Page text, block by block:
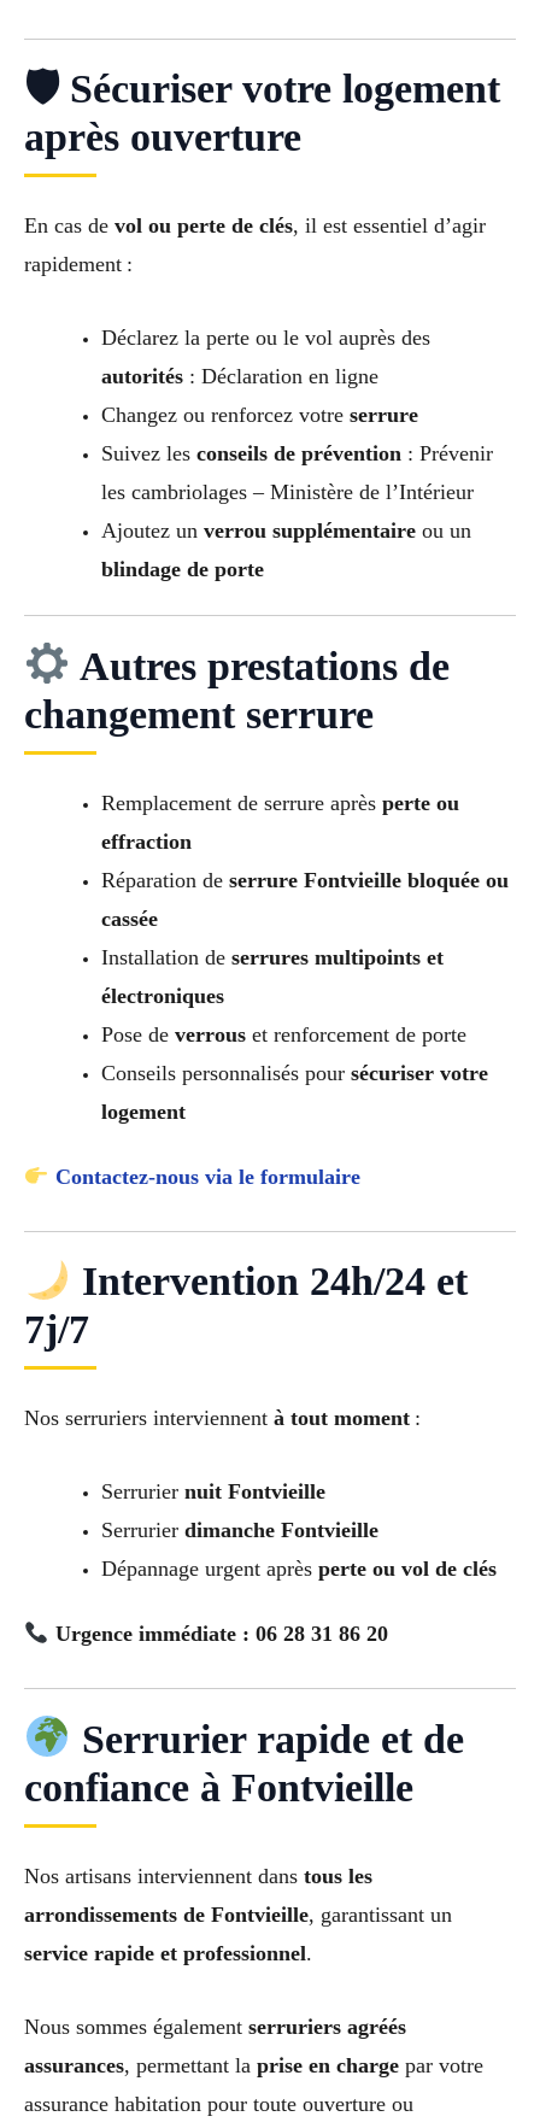
🛡 Sécuriser votre logement
après ouverture
En cas de vol ou perte de clés, il est essentiel d’agir
rapidement :
Déclarez la perte ou le vol auprès des
autorités: Déclaration en ligne
Changez ou renforcez votre serrure
Suivez les conseils de prévention: Prévenir
les cambriolages – Ministère de l’Intérieur
Ajoutez un verrou supplémentaireou un
blindage de porte
Autres prestations de
changement serrure
Remplacement de serrure après perte ou
effraction
Réparation de serrure Fontvieille bloquée ou
cassée
Installation de serrures multipoints et
électroniques
Pose de verrouset renforcement de porte
Conseils personnalisés pour sécuriser votre
logement
Contactez-nous via le formulaire
Intervention 24h/24 et
7j/7
Nos serruriers interviennent à tout moment :
Serrurier nuit Fontvieille
Serrurier dimanche Fontvieille
Dépannage urgent après perte ou vol de clés
Urgence immédiate : 06 28 31 86 20
Serrurier rapide et de
confiance à Fontvieille
Nos artisans interviennent dans tous les
arrondissements de Fontvieille, garantissant un
service rapide et professionnel.
Nous sommes également serruriers agréés
assurances, permettant la prise en charge par votre
assurance habitation pour toute ouverture ou